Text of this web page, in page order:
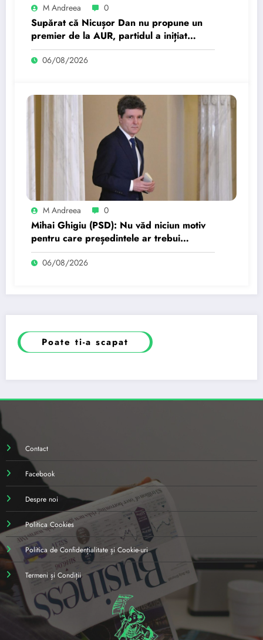
M Andreea 0
Supărat că Nicușor Dan nu propune un
premier de la AUR, partidul a inițiat
„platforma pentru…
06/08/2026
M Andreea 0
Mihai Ghigiu (PSD): Nu văd niciun motiv
pentru care președintele ar trebui
suspendat.
06/08/2026
Poate ti-a scapat
Contact
Facebook
Despre noi
Politica Cookies
Politica de Confidențialitate și Cookie-uri
Termeni și Condiții